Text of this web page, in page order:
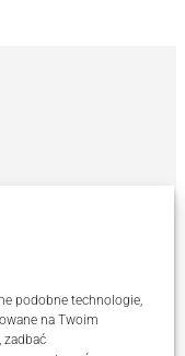
podobne technologie,
na Twoim
zadbać